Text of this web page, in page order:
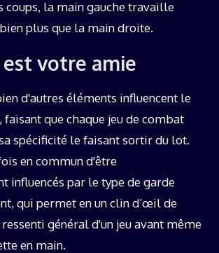
coups, la main gauche travaille
plus que la main droite.
est votre amie
d'autres éléments influencent le
que chaque jeu de combat
spécificité le faisant sortir du lot.
en commun d'être
influencés par le type de garde
qui permet en un clin d’œil de
général d'un jeu avant même
en main.